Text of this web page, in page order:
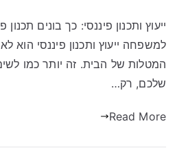
ייעוץ ותכנון פיננסי: כך בונים
למשפחה ייעוץ ותכנון פיננסי
המטלות של הבית. זה יותר כמו לשים
שלכם, רק…
Read More